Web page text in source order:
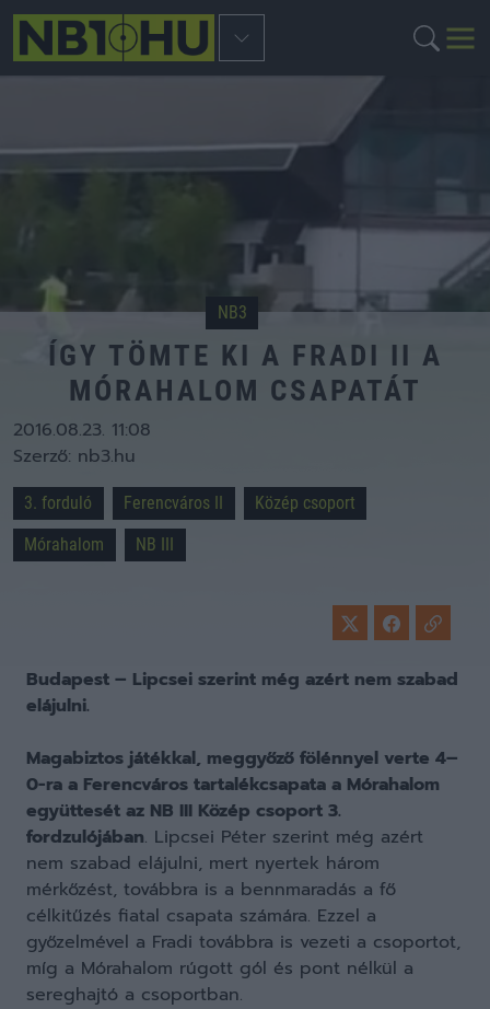
NB3
ÍGY TÖMTE KI A FRADI II A
MÓRAHALOM CSAPATÁT
2016.08.23. 11:08
Szerző: nb3.hu
3. forduló Ferencváros II
Közép csoport
Mórahalom
NB III
Budapest – Lipcsei szerint még azért nem szabad
elájulni.
Magabiztos játékkal, meggyőző fölénnyel verte 4–
0-ra a Ferencváros tartalékcsapata a Mórahalom
együttesét az NB III Közép csoport 3.
fordzulójában. Lipcsei Péter szerint még azért
nem szabad elájulni, mert nyertek három
mérkőzést, továbbra is a bennmaradás a fő
célkitűzés fiatal csapata számára. Ezzel a
győzelmével a Fradi továbbra is vezeti a csoportot,
míg a Mórahalom rúgott gól és pont nélkül a
sereghajtó a csoportban.